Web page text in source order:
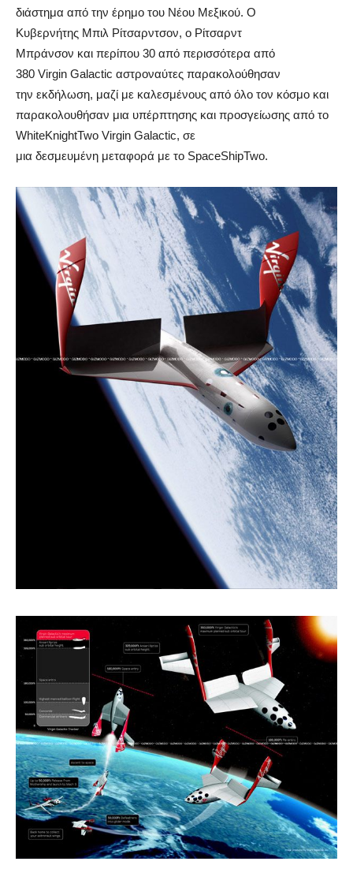
διάστημα από την έρημο του Νέου Μεξικού. Ο
Κυβερνήτης Μπιλ Ρίτσαρντσον, ο Ρίτσαρντ
Μπράνσον και περίπου 30 από περισσότερα από
380 Virgin Galactic αστροναύτες παρακολούθησαν
την εκδήλωση, μαζί με καλεσμένους από όλο τον κόσμο και
παρακολουθήσαν μια υπέρπτησης και προσγείωσης από το
WhiteKnightTwo Virgin Galactic, σε
μια δεσμευμένη μεταφορά με το SpaceShipTwo.